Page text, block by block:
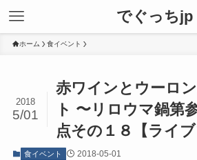
でぐっちjp
ホーム 食イベント
赤ワインとウーロ
ト 〜リロウマ鍋第
点その１８【ライブ
2018
5/01
食イベント 2018-05-01